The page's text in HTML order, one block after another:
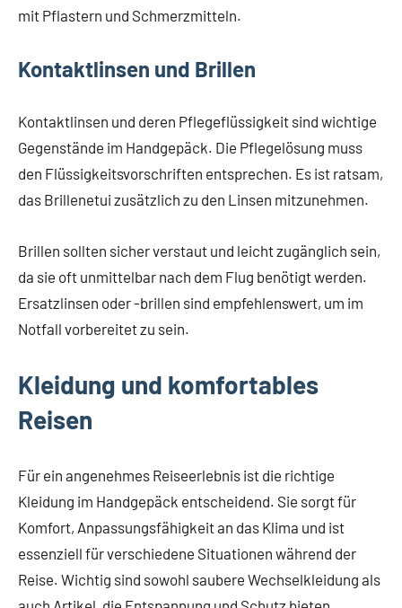
mit Pflastern und Schmerzmitteln.
Kontaktlinsen und Brillen
Kontaktlinsen und deren Pflegeflüssigkeit sind wichtige
Gegenstände im Handgepäck. Die Pflegelösung muss
den Flüssigkeitsvorschriften entsprechen. Es ist ratsam,
das Brillenetui zusätzlich zu den Linsen mitzunehmen.
Brillen sollten sicher verstaut und leicht zugänglich sein,
da sie oft unmittelbar nach dem Flug benötigt werden.
Ersatzlinsen oder -brillen sind empfehlenswert, um im
Notfall vorbereitet zu sein.
Kleidung und komfortables
Reisen
Für ein angenehmes Reiseerlebnis ist die richtige
Kleidung im Handgepäck entscheidend. Sie sorgt für
Komfort, Anpassungsfähigkeit an das Klima und ist
essenziell für verschiedene Situationen während der
Reise. Wichtig sind sowohl saubere Wechselkleidung als